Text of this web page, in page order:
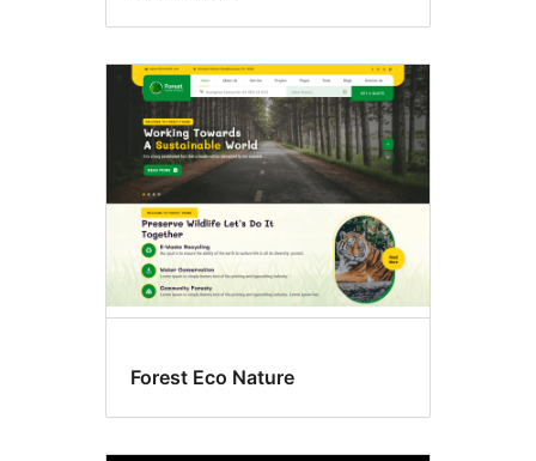
Forest Eco Nature